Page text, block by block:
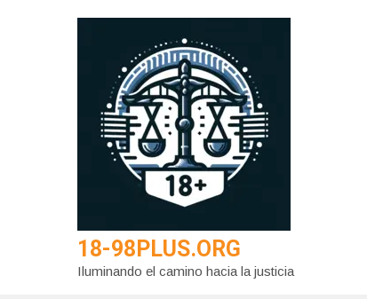
18-98PLUS.ORG
Iluminando el camino hacia la justicia